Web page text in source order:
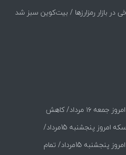
در بازار رمزارزها / بیت‌کوین سبز شد
قیمت طلا و سکه امروز جمعه ۱۶ مرداد/ کاهش
جزییات
قیمت طلا، دلار و سکه امروز پنجشنبه 15مرداد/
جدول
قیمت طلا و سکه امروز پنجشنبه 15مرداد/ تمام